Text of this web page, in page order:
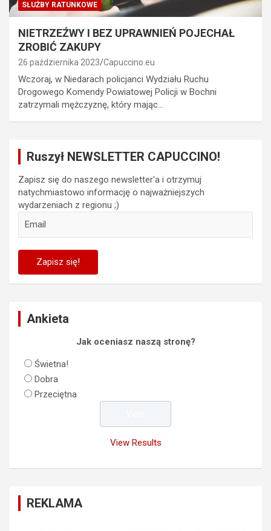
SŁUŻBY RATUNKOWE
NIETRZEŹWY I BEZ UPRAWNIEŃ POJECHAŁ
ZROBIĆ ZAKUPY
26 października 2023 Capuccino.eu
Wczoraj, w Niedarach policjanci Wydziału Ruchu
Drogowego Komendy Powiatowej Policji w Bochni
zatrzymali mężczyznę, który mając…
Ruszył NEWSLETTER CAPUCCINO!
Zapisz się do naszego newsletter'a i otrzymuj
natychmiastowo informację o najważniejszych
wydarzeniach z regionu ;)
Ankieta
Jak oceniasz naszą stronę?
Świetna!
Dobra
Przeciętna
View Results
REKLAMA